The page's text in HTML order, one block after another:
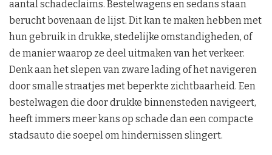
aantal schadeclaims. Bestelwagens en sedans staan
berucht bovenaan de lijst. Dit kan te maken hebben met
hun gebruik in drukke, stedelijke omstandigheden, of
de manier waarop ze deel uitmaken van het verkeer.
Denk aan het slepen van zware lading of het navigeren
door smalle straatjes met beperkte zichtbaarheid. Een
bestelwagen die door drukke binnensteden navigeert,
heeft immers meer kans op schade dan een compacte
stadsauto die soepel om hindernissen slingert.